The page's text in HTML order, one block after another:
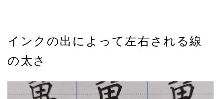
インクの出によって左右される線
の太さ